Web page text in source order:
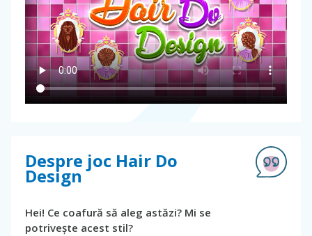
Despre joc Hair Do
Design
Hei! Ce coafură să aleg astăzi? Mi se
potrivește acest stil?